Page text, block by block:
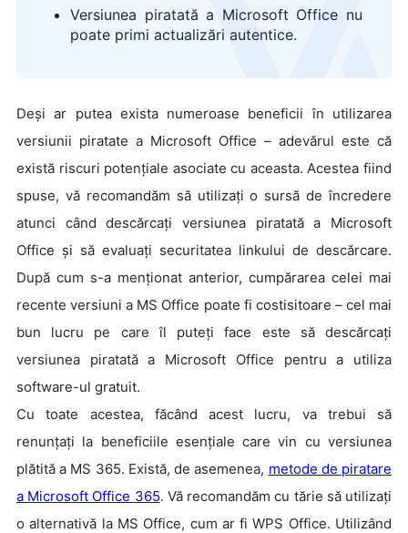
Versiunea piratată a Microsoft Office nu
poate primi actualizări autentice.
Deși ar putea exista numeroase beneficii în utilizarea
versiunii piratate a Microsoft Office – adevărul este că
există riscuri potențiale asociate cu aceasta. Acestea fiind
spuse, vă recomandăm să utilizați o sursă de încredere
atunci când descărcați versiunea piratată a Microsoft
Office și să evaluați securitatea linkului de descărcare.
După cum s-a menționat anterior, cumpărarea celei mai
recente versiuni a MS Office poate fi costisitoare – cel mai
bun lucru pe care îl puteți face este să descărcați
versiunea piratată a Microsoft Office pentru a utiliza
software-ul gratuit.
Cu toate acestea, făcând acest lucru, va trebui să
renunțați la beneficiile esențiale care vin cu versiunea
plătită a MS 365. Există, de asemenea, metode de piratare
a Microsoft Office 365. Vă recomandăm cu tărie să utilizați
o alternativă la MS Office, cum ar fi WPS Office. Utilizând